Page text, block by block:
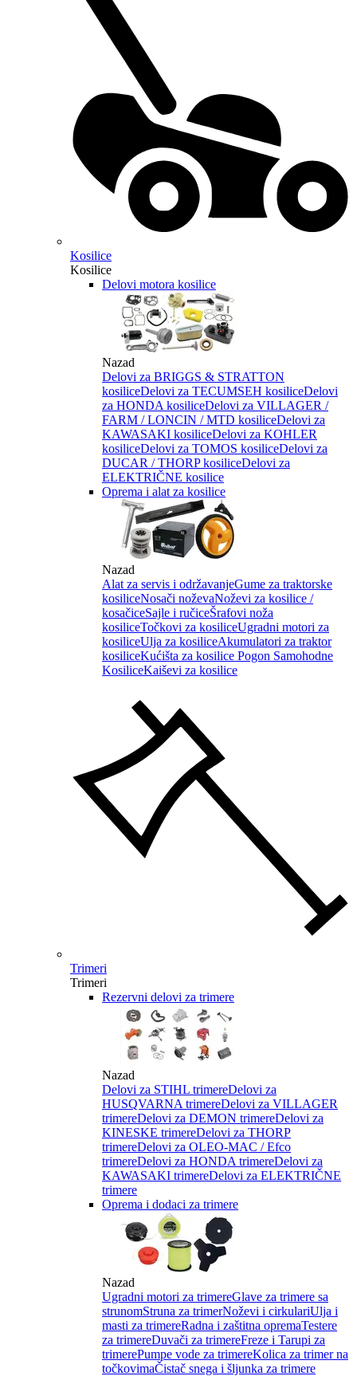
Kosilice
Kosilice
Delovi motora kosilice
Nazad
Delovi za BRIGGS & STRATTON
kosiliceDelovi za TECUMSEH kosiliceDelovi
za HONDA kosiliceDelovi za VILLAGER /
FARM / LONCIN / MTD kosiliceDelovi za
KAWASAKI kosiliceDelovi za KOHLER
kosiliceDelovi za TOMOS kosiliceDelovi za
DUCAR / THORP kosiliceDelovi za
ELEKTRIČNE kosilice
Oprema i alat za kosilice
Nazad
Alat za servis i održavanjeGume za traktorske
kosiliceNosači noževaNoževi za kosilice /
kosačiceSajle i ručiceŠrafovi noža
kosiliceTočkovi za kosiliceUgradni motori za
kosiliceUlja za kosiliceAkumulatori za traktor
kosiliceKućišta za kosilice Pogon Samohodne
KosiliceKaiševi za kosilice
Trimeri
Trimeri
Rezervni delovi za trimere
Nazad
Delovi za STIHL trimereDelovi za
HUSQVARNA trimereDelovi za VILLAGER
trimereDelovi za DEMON trimereDelovi za
KINESKE trimereDelovi za THORP
trimereDelovi za OLEO-MAC / Efco
trimereDelovi za HONDA trimereDelovi za
KAWASAKI trimereDelovi za ELEKTRIČNE
trimere
Oprema i dodaci za trimere
Nazad
Ugradni motori za trimereGlave za trimere sa
strunomStruna za trimerNoževi i cirkulariUlja i
masti za trimereRadna i zaštitna opremaTestere
za trimereDuvači za trimereFreze i Tarupi za
trimerePumpe vode za trimereKolica za trimer na
točkovimaČistač snega i šljunka za trimere